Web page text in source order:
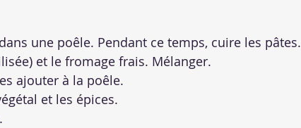
une poêle. Pendant ce temps, cuire les pâtes.
et le fromage frais. Mélanger.
ajouter à la poêle.
et les épices.